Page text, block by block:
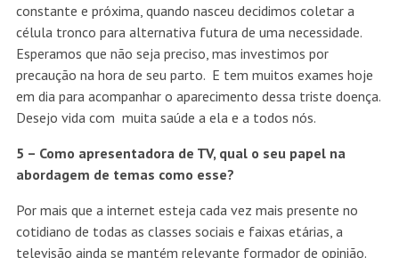
constante e próxima, quando nasceu decidimos coletar a
célula tronco para alternativa futura de uma necessidade.
Esperamos que não seja preciso, mas investimos por
precaução na hora de seu parto. E tem muitos exames hoje
em dia para acompanhar o aparecimento dessa triste doença.
Desejo vida com muita saúde a ela e a todos nós.
5 – Como apresentadora de TV, qual o seu papel na
abordagem de temas como esse?
Por mais que a internet esteja cada vez mais presente no
cotidiano de todas as classes sociais e faixas etárias, a
televisão ainda se mantém relevante formador de opinião.